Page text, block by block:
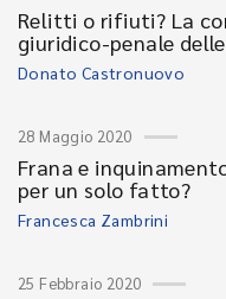
Relitti o rifiuti? La
giuridico-penale
Donato Castronuovo
28 Maggio 2020
Frana e
per un solo fatto?
Francesca Zambrini
25 Febbraio 2020